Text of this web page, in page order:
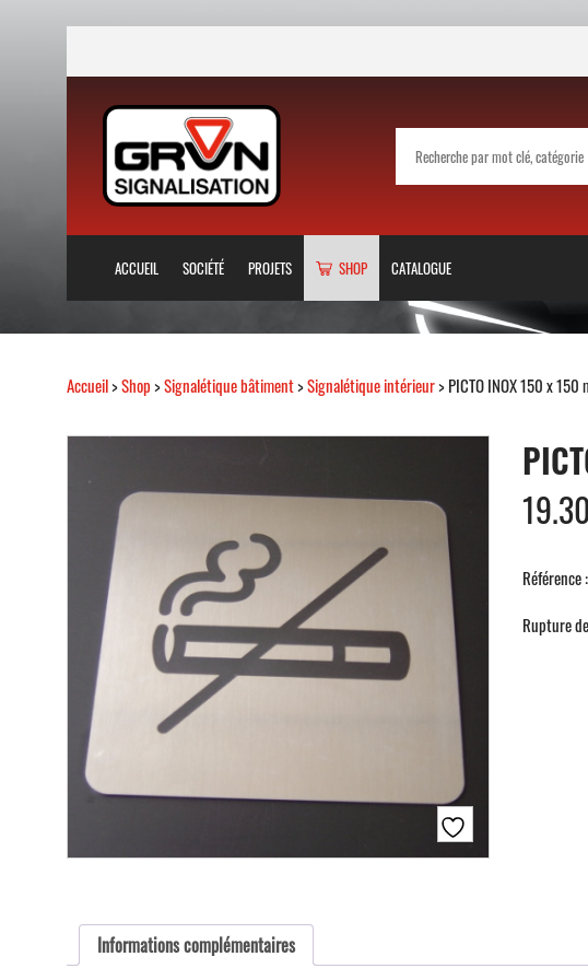
ACCUEIL SOCIÉTÉ PROJETS SHOP CATALOGUE
Accueil>Shop>Signalétique bâtiment>Signalétique intérieur> PICTO INOX 150 x 150
Référence
Rupture
Informations complémentaires